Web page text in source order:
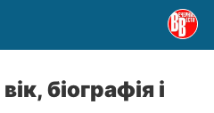
біографія і